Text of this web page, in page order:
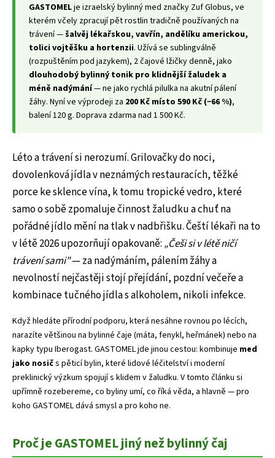
GASTOMELje izraelský bylinný med značky Zuf Globus, ve
kterém včely zpracují pět rostlin tradičně používaných na
trávení —šalvěj lékařskou, vavřín, andělíku americkou,
tolici vojtěšku a hortenzii. Užívá se sublingválně
(rozpuštěním pod jazykem), 2 čajové lžičky denně, jako
dlouhodobý bylinný tonik pro klidnější žaludek a
méně nadýmání— ne jako rychlá pilulka na akutní pálení
žáhy. Nyní ve výprodeji za 200 Kč místo 590 Kč (−66 %),
balení 120 g. Doprava zdarma nad 1 500 Kč.
Léto a trávení si nerozumí. Grilovačky do noci,
dovolenková jídla v neznámých restauracích, těžké
porce ke sklence vína, k tomu tropické vedro, které
samo o sobě zpomaluje činnost žaludku a chuť na
pořádné jídlo mění na tlak v nadbřišku. Čeští lékaři na to
v létě 2026 upozorňují opakovaně: „Češi si v létě ničí
trávení sami"— za nadýmáním, pálením žáhy a
nevolností nejčastěji stojí přejídání, pozdní večeře a
kombinace tučného jídla s alkoholem, nikoli infekce.
Když hledáte přírodní podporu, která nesáhne rovnou po lécích,
narazíte většinou na bylinné čaje (máta, fenykl, heřmánek) nebo na
kapky typu Iberogast. GASTOMEL jde jinou cestou: kombinuje med
jako nosičs pěticí bylin, které lidové léčitelství i moderní
preklinický výzkum spojují s klidem v žaludku. V tomto článku si
upřímně rozebereme, co byliny umí, co říká věda, a hlavně — pro
koho GASTOMEL dává smysl a pro koho ne.
Proč je GASTOMEL jiný než bylinný čaj